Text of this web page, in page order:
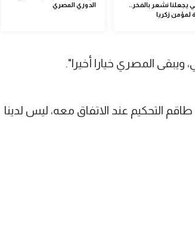
يجعلنا نشعر بالفخر..
لمؤمن زكريا
الدوري المصري
المصري خيارا أخيرا".
التحكيم عند الاتفاق معه، ليس لدينا